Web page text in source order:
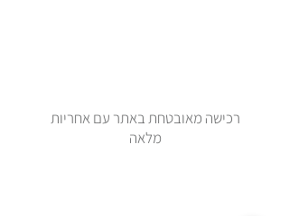
רכישה מאובטחת באתר עם אחריות
מלאה